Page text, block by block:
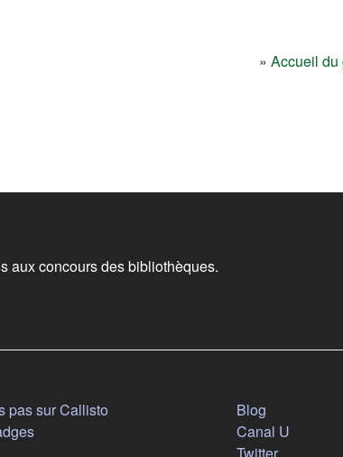
» Accueil
aux concours des bibliothèques.
pas sur Callisto
Blog(s'ouvre
Canal U(s'ouvre
(s'ouvre